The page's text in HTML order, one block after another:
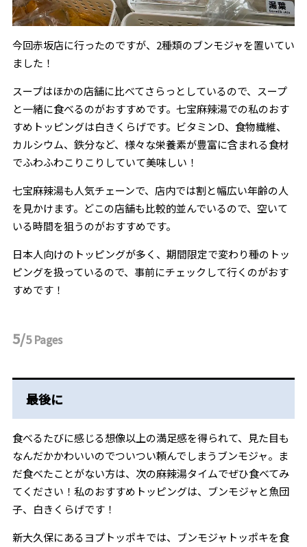
今回赤坂店に行ったのですが、2種類のブンモジャを置いてい
ました！
スープはほかの店舗に比べてさらっとしているので、スープ
と一緒に食べるのがおすすめです。七宝麻辣湯での私のおす
すめトッピングは白きくらげです。ビタミンD、食物繊維、
カルシウム、鉄分など、様々な栄養素が豊富に含まれる食材
でふわふわこりこりしていて美味しい！
七宝麻辣湯も人気チェーンで、店内では割と幅広い年齢の人
を見かけます。どこの店舗も比較的並んでいるので、空いて
いる時間を狙うのがおすすめです。
日本人向けのトッピングが多く、期間限定で変わり種のトッ
ピングを扱っているので、事前にチェックして行くのがおす
すめです！
5/5Pages
最後に
食べるたびに感じる想像以上の満足感を得られて、見た目も
なんだかかわいいのでついつい頼んでしまうブンモジャ。ま
だ食べたことがない方は、次の麻辣湯タイムでぜひ食べてみ
てください！私のおすすめトッピングは、ブンモジャと魚団
子、白きくらげです！
新大久保にあるヨプトッポキでは、ブンモジャトッポキを食